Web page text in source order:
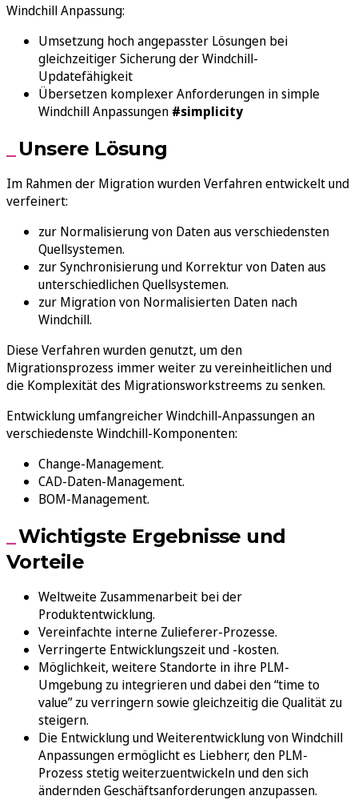
Windchill Anpassung:
Umsetzung hoch angepasster Lösungen bei
gleichzeitiger Sicherung der Windchill-
Updatefähigkeit
Übersetzen komplexer Anforderungen in simple
Windchill Anpassungen #simplicity
Unsere Lösung
Im Rahmen der Migration wurden Verfahren entwickelt und
verfeinert:
zur Normalisierung von Daten aus verschiedensten
Quellsystemen.
zur Synchronisierung und Korrektur von Daten aus
unterschiedlichen Quellsystemen.
zur Migration von Normalisierten Daten nach
Windchill.
Diese Verfahren wurden genutzt, um den
Migrationsprozess immer weiter zu vereinheitlichen und
die Komplexität des Migrationsworkstreems zu senken.
Entwicklung umfangreicher Windchill-Anpassungen an
verschiedenste Windchill-Komponenten:
Change-Management.
CAD-Daten-Management.
BOM-Management.
Wichtigste Ergebnisse und
Vorteile
Weltweite Zusammenarbeit bei der
Produktentwicklung.
Vereinfachte interne Zulieferer-Prozesse.
Verringerte Entwicklungszeit und -kosten.
Möglichkeit, weitere Standorte in ihre PLM-
Umgebung zu integrieren und dabei den “time to
value” zu verringern sowie gleichzeitig die Qualität zu
steigern.
Die Entwicklung und Weiterentwicklung von Windchill
Anpassungen ermöglicht es Liebherr, den PLM-
Prozess stetig weiterzuentwickeln und den sich
ändernden Geschäftsanforderungen anzupassen.